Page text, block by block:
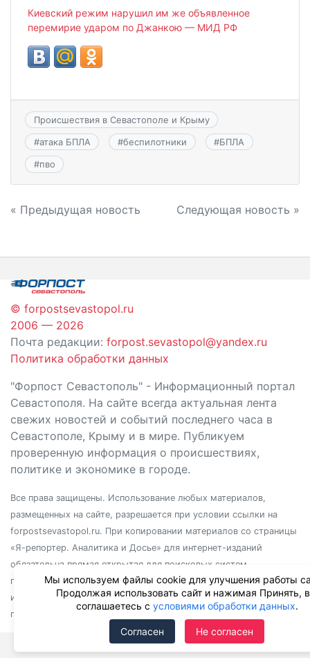
Киевский режим нарушил им же объявленное
перемирие ударом по Джанкою — МИД РФ
Происшествия в Севастополе и Крыму
#атака БПЛА #беспилотники #БПЛА
#пво
Навигация
записям
« Предыдущая новость Следующая новость »
© forpostsevastopol.ru
2006 — 2026
Почта редакции: forpost.sevastopol@yandex.ru
Политика обработки данных
"Форпост Севастополь" - Информационный портал
Севастополя. На сайте всегда актуальная лента
свежих новостей и событий последнего часа в
Севастополе, Крыму и в мире. Публикуем
проверенную информация о происшествиях,
политике и экономике в городе.
Все права защищены. Использование любых материалов,
размещенных на сайте, разрешается при условии ссылки на
forpostsevastopol.ru. При копировании материалов со страницы
«Я-репортер. Аналитика и Досье» для интернет-изданий
обязательна прямая открытая для поисковых систем
гиперссылка. Независимо от полного или частичного
использования материалов, ссылка должна быть размещена в
подзаголовке или первом абзаце материала.
Мы используем файлы cookie для улучшения работы
Продолжая использовать сайт и нажимая Принять,
соглашаетесь с условиями обработки данных.
Согласен Не согласен